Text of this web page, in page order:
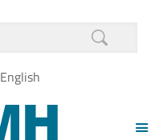
English